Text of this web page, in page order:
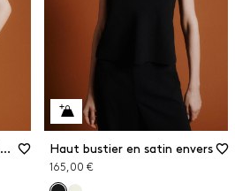
Haut asymétrique en satin envers Haut bustier en satin envers
165,00 €